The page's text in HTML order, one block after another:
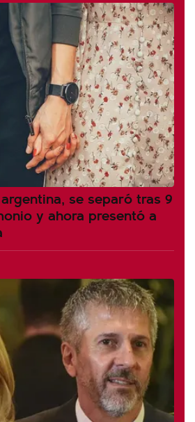
se separó tras 9
y ahora presentó a